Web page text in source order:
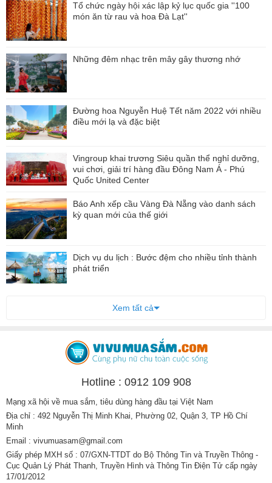
Tổ chức ngày hội xác lập kỷ lục quốc gia ''100
món ăn từ rau và hoa Đà Lạt''
Những đêm nhạc trên mây gây thương nhớ
Đường hoa Nguyễn Huệ Tết năm 2022 với nhiều
điều mới lạ và đặc biệt
Vingroup khai trương Siêu quần thể nghỉ dưỡng,
vui chơi, giải trí hàng đầu Đông Nam Á - Phú
Quốc United Center
Báo Anh xếp cầu Vàng Đà Nẵng vào danh sách
kỳ quan mới của thế giới
Dịch vụ du lịch : Bước đệm cho nhiều tỉnh thành
phát triển
Xem tất cả
Hotline : 0912 109 908
Mạng xã hội về mua sắm, tiêu dùng hàng đầu tại Việt Nam
Địa chỉ : 492 Nguyễn Thị Minh Khai, Phường 02, Quận 3, TP Hồ Chí
Minh
Email : vivumuasam@gmail.com
Giấy phép MXH số : 07/GXN-TTDT do Bộ Thông Tin và Truyền Thông -
Cục Quản Lý Phát Thanh, Truyền Hình và Thông Tin Điện Tử cấp ngày
17/01/2012